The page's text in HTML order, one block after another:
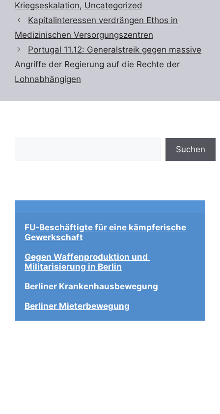
Kriegseskalation, Uncategorized
Kapitalinteressen verdrängen Ethos in
Medizinischen Versorgungszentren
Portugal 11.12: Generalstreik gegen massive
Angriffe der Regierung auf die Rechte der
Lohnabhängigen
Suchen
FU-Beschäftigte für eine kämpferische
Gewerkschaft
Gegen Waffenproduktion und
Militarisierung in Berlin
Berliner Krankenhausbewegung
Berliner Mieterbewegung